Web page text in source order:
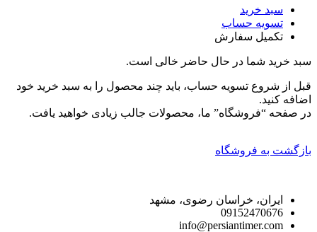
سبد خرید
تسویه حساب
تکمیل سفارش
سبد خرید شما در حال حاضر خالی است.
قبل از شروع تسویه حساب، باید چند محصول را به سبد خرید خود
اضافه کنید.
در صفحه “فروشگاه” ما، محصولات جالب زیادی خواهید یافت.
بازگشت به فروشگاه
ایران، خراسان رضوی، مشهد
09152470676
info@persiantimer.com